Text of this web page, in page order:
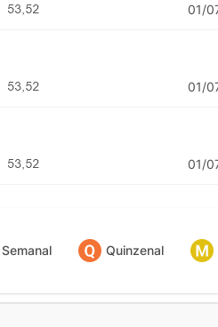
01/
01/
01/
Semanal Quinzenal